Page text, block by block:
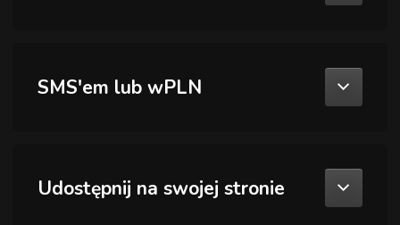
SMS'em lub wPLN
Udostępnij na swojej stronie